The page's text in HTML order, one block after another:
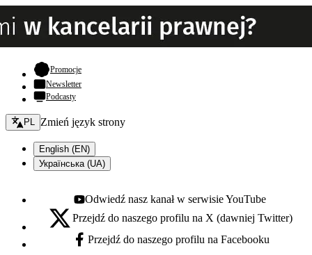
Promocje- otwiera się w nowej karcie
Newsletter
Podcasty
Zmień język - bieżący:
PL Zmień język strony
English (EN)
Українська (UA)
Youtube - otwiera się w nowej karcie
Odwiedź nasz kanał w serwisie YouTube
X - otwiera się w nowej karcie
Przejdź do naszego profilu na X (dawniej Twitter)
Facebook - otwiera się w nowej karcie
Przejdź do naszego profilu na Facebooku